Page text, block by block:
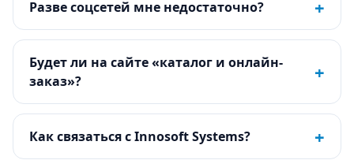
Разве соцсетей мне недостаточно? +
Будет ли на сайте «каталог и онлайн-
заказ»?
+
Как связаться с Innosoft Systems? +